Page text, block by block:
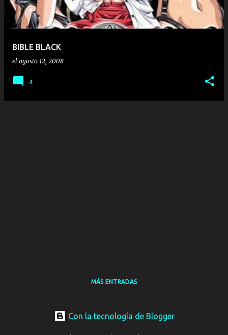
BIBLE BLACK
el agosto 12, 2008
4
MÁS ENTRADAS
Con la tecnología de Blogger